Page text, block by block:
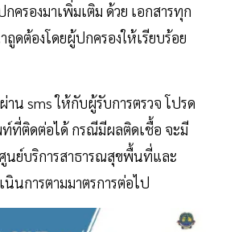
ครองมาเพิ่มเติม ด้วย เอกสารทุก
ดต้องโดยผู้ปกครองให้เรียบร้อย
าน sms ให้กับผู้รับการตรวจ โปรด
ที่ติดต่อได้ กรณีมีผลติดเชื้อ จะมี
นย์บริการสาธารณสุขพื้นที่และ
นการตามมาตรการต่อไป